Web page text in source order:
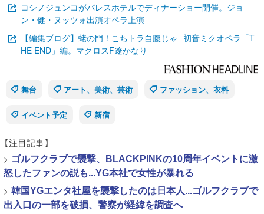
コシノジュンコがパレスホテルでディナーショー開催。ジョ
ン・健・ヌッツォ出演オペラ上演
【編集ブログ】蛯の門！こちトラ自腹じゃ--初音ミクオペラ「T
HE END」編。マクロスF遼かなり
舞台 アート、美術、芸術 ファッション、衣料
イベント予定 新宿
【注目記事】
> ゴルフクラブで襲撃、BLACKPINKの10周年イベントに激
怒したファンの説も...YG本社で女性が暴れる
> 韓国YGエンタ社屋を襲撃したのは日本人...ゴルフクラブで
出入口の一部を破損、警察が経緯を調査へ